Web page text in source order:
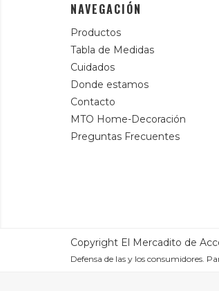
NAVEGACIÓN
Productos
Tabla de Medidas
Cuidados
Donde estamos
Contacto
MTO Home-Decoración
Preguntas Frecuentes
Copyright El Mercadito de
Defensa de las y los consumidores.